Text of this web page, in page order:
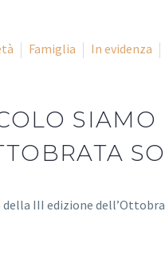
Famiglia In evidenza
III edizione